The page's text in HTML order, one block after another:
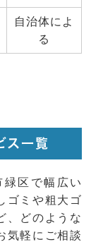
自治体によ
る
ス一覧
区で幅広い
ゴミや粗大ゴ
、どのような
気軽にご相談